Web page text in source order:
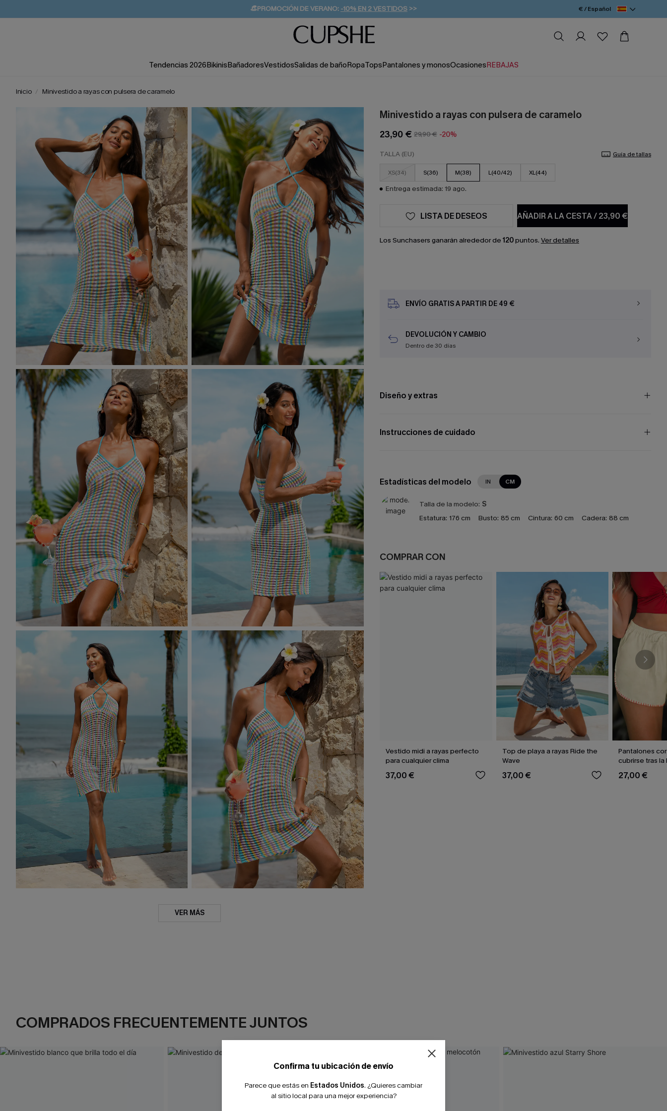
👒PROMOCIÓN DE VERANO: -10% EN 2 VESTIDOS >>
💌¡SUSCRIBIRSE & GANAR -10% EXTRA!
🚚ENVÍO GRATUITO A PARTIR DE 49 € >>
€ / Español
Tendencias 2026BikinisBañadoresVestidosSalidas de bañoRopaTopsPantalones y monosOcasionesREBAJAS
Inicio Minivestido a rayas con pulsera de caramelo
VER MÁS
Minivestido a rayas con pulsera de caramelo
23,90 € 29,90 € -20%
TALLA (EU) Guía de tallas
XS(34) S(36) M(38) L(40/42) XL(44)
Entrega estimada: 19 ago.
AÑADIR A LA CESTA/23,90 €
LISTA DE DESEOS
Los Sunchasers ganarán alrededor de 120puntos. Ver detalles
ENVÍO GRATIS A PARTIR DE 49 €
DEVOLUCIÓN Y CAMBIO
Dentro de 30 días
Diseño y extras
Instrucciones de cuidado
Estadísticas del modelo IN CM
Talla de la modelo: S
Estatura: 176 cm Busto: 85 cm Cintura: 60 cm Cadera: 88 cm
COMPRAR CON
Vestido midi a rayas perfecto
para cualquier clima
37,00 €
Top de playa a rayas Ride the
Wave
37,00 €
Pantalones
cubrirse tras
27,00 €
COMPRADOS FRECUENTEMENTE JUNTOS
Confirma tu ubicación de envío
Parece que estás en Estados Unidos. ¿Quieres cambiar
al sitio local para una mejor experiencia?
-10% extra sin compra mínima